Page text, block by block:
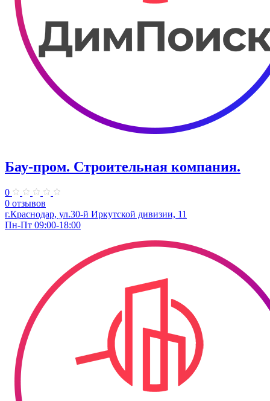
Бау-пром. Строительная компания.
0
0 отзывов
г.Краснодар, ул.30-й Иркутской дивизии, 11
Пн-Пт 09:00-18:00